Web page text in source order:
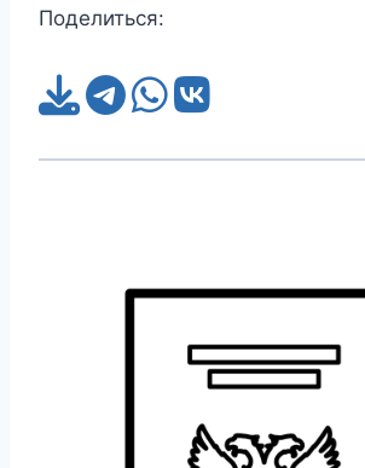
Поделиться: